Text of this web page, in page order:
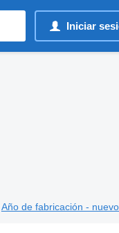
Iniciar
Año de fabricación -